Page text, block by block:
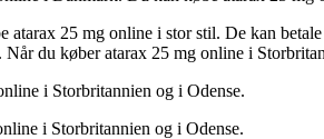
25 mg online i stor stil. De kan
du køber atarax 25 mg online i
i Storbritannien og i Odense.
i Storbritannien og i Odense.